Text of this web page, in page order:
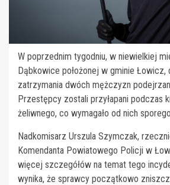
W poprzednim tygodniu, w niewielkiej
Dąbkowice położonej w gminie Łowicz,
zatrzymania dwóch mężczyzn
Przestępcy zostali przyłapani podczas
żeliwnego, co wymagało od nich
Nadkomisarz Urszula Szymczak,
Komendanta Powiatowego Policji w
więcej szczegółów na temat tego
wynika, że sprawcy początkowo